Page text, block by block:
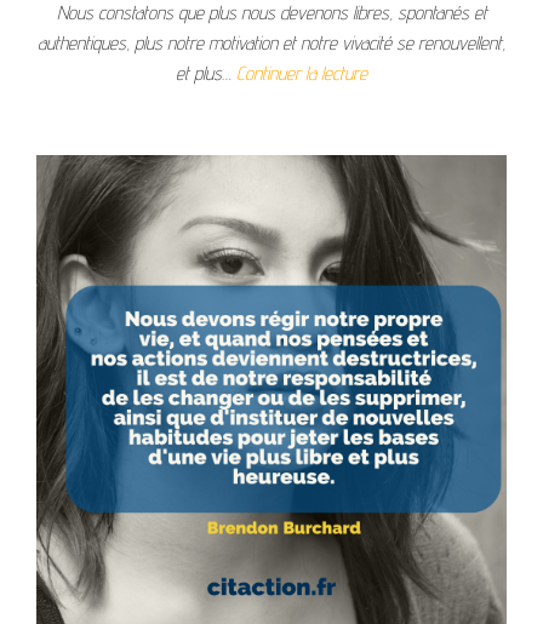
Nous constatons que plus nous devenons libres, spontanés et
authentiques, plus notre motivation et notre vivacité se renouvellent,
et plus… Continuer la lecture